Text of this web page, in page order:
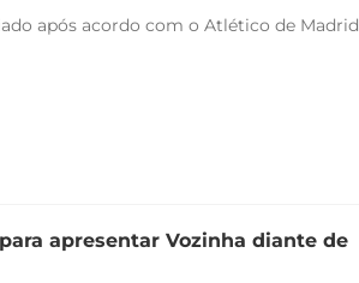
após acordo com o Atlético de Madrid
apresentar Vozinha diante de